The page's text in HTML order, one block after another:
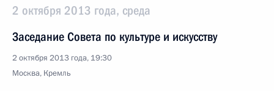
2 октября 2013 года, среда
Заседание Совета по культуре и искусству
2 октября 2013 года, 19:30
Москва, Кремль